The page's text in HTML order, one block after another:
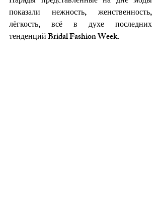
показали нежность, женственность,
лёгкость, всё в духе последних
тенденций Bridal Fashion Week.